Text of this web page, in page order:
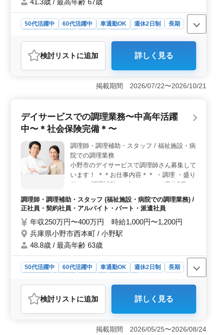
41.3歳 / 最高年齢 67歳
50代活躍中 60代活躍中 車通勤OK 週休2日制
長期
おすすめポイント
＜調理経験を活かせる職場＞ 調理経験が1年以上あれ
ば、これまでのスキルを十分に発揮できるポジションで
す。和食レストランでのサービス業務を通じて、料理の
トルバスが運行しており、車通勤も可能なので、アクセ
スも便利です。また、勤務時間や出勤日数に関しても相
た働き方ができるのも魅力です。 ＜安定した福利厚
生と長期的な働き方＞ 年間休日117日としっかり休みを
確保でき、賞与が年2回支給されるため、安定した収入も
期待できます。現在60代以上のベテランスタッフも活躍
しており、長く働ける職場環境が整っています。
検討リスト に追加 詳しく見る
掲載期間 2026/07/22〜2026/10/21
デイサービスでの調理業務〜中高年活躍
中〜＊社会保険完備＊〜
調理師・調理補助・スタッフ / 福祉施設・病
院での調理業務
小野市のデイサービスで調理師さん募集して
います！ ＊＊お仕事内容＊＊ ・調理 ・盛り
付け ・調理補助 ［ポイント］ ・週休2日制
応募お待ちしております！！
調理師・調理補助・スタッフ (福祉施設・病院での調理業務) /
正社員・契約社員・アルバイト・パート・派遣社員
年収250万円〜400万円 時給1,000円〜1,200円
兵庫県小野市西本町 / 小野駅
48.8歳 / 最高年齢 63歳
50代活躍中 60代活躍中 車通勤OK 週休2日制
長期
調理師・調理補助・スタッフ
おすすめポイント
＜中高年の活躍＞ この職場は中高年の活躍が目立ち、
年齢を重ねた方々が働きやすい環境が整っています。経
検討リスト に追加 詳しく見る
掲載期間 2026/05/25〜2026/08/24